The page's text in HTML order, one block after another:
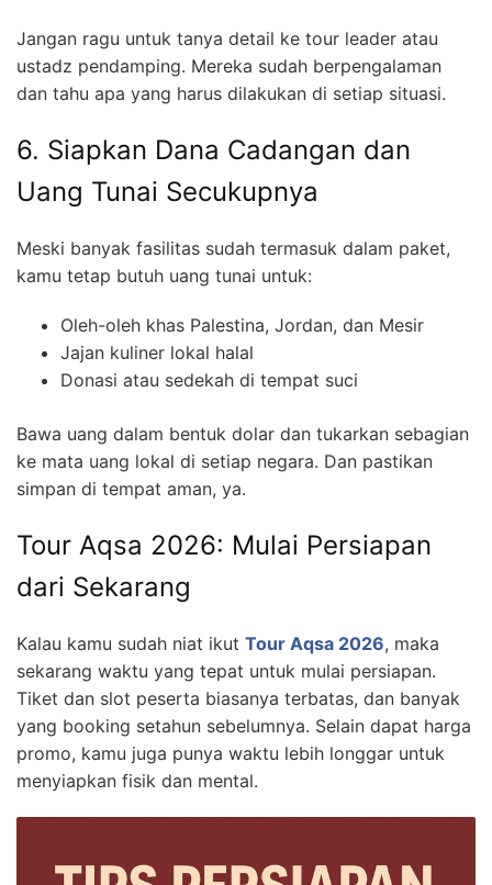
Jangan ragu untuk tanya detail ke tour leader atau
ustadz pendamping. Mereka sudah berpengalaman
dan tahu apa yang harus dilakukan di setiap situasi.
6. Siapkan Dana Cadangan dan
Uang Tunai Secukupnya
Meski banyak fasilitas sudah termasuk dalam paket,
kamu tetap butuh uang tunai untuk:
Oleh-oleh khas Palestina, Jordan, dan Mesir
Jajan kuliner lokal halal
Donasi atau sedekah di tempat suci
Bawa uang dalam bentuk dolar dan tukarkan sebagian
ke mata uang lokal di setiap negara. Dan pastikan
simpan di tempat aman, ya.
Tour Aqsa 2026: Mulai Persiapan
dari Sekarang
Kalau kamu sudah niat ikut Tour Aqsa 2026, maka
sekarang waktu yang tepat untuk mulai persiapan.
Tiket dan slot peserta biasanya terbatas, dan banyak
yang booking setahun sebelumnya. Selain dapat harga
promo, kamu juga punya waktu lebih longgar untuk
menyiapkan fisik dan mental.